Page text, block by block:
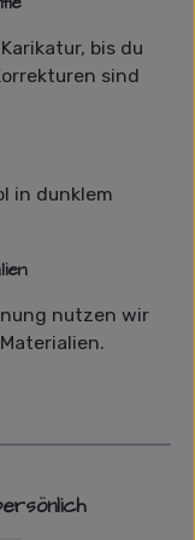
bis du
sind
nutzen wir